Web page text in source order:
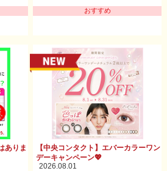
おすすめ
ありま
【中央コンタクト】エバーカラーワン
デーキャンペーン💖
2026.08.01